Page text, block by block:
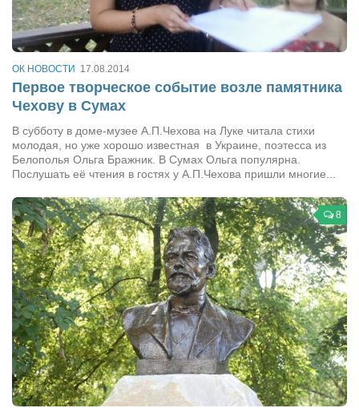
ОК НОВОСТИ 17.08.2014
Первое творческое событие возле памятника
Чехову в Сумах
В субботу в доме-музее А.П.Чехова на Луке читала стихи
молодая, но уже хорошо известная в Украине, поэтесса из
Белополья Ольга Бражник. В Сумах Ольга популярна.
Послушать её чтения в гостях у А.П.Чехова пришли многие...
8